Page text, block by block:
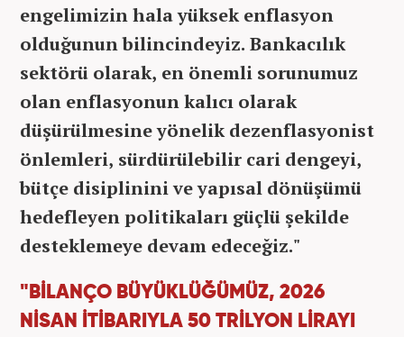
engelimizin hala yüksek enflasyon
olduğunun bilincindeyiz. Bankacılık
sektörü olarak, en önemli sorunumuz
olan enflasyonun kalıcı olarak
düşürülmesine yönelik dezenflasyonist
önlemleri, sürdürülebilir cari dengeyi,
bütçe disiplinini ve yapısal dönüşümü
hedefleyen politikaları güçlü şekilde
desteklemeye devam edeceğiz."
"BİLANÇO BÜYÜKLÜĞÜMÜZ, 2026
NİSAN İTİBARIYLA 50 TRİLYON LİRAYI